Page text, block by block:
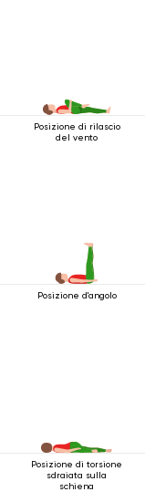
Posizione di rilascio
del vento
Posizione d'angolo
Posizione di torsione
sdraiata sulla
schiena